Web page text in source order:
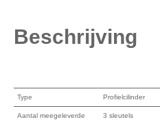
Beschrijving
Type Profielcilinder
Aantal meegeleverde
3 sleutels